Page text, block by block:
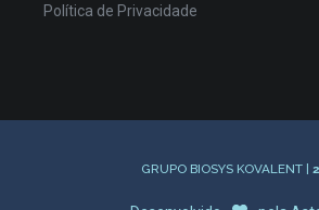
Política de Privacidade
GRUPO BIOSYS KOVALENT |